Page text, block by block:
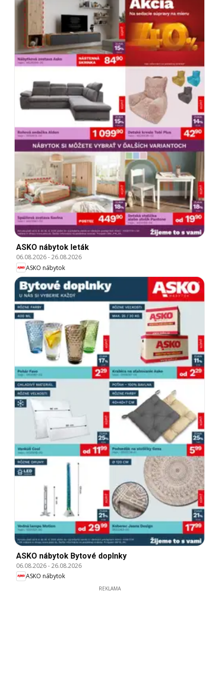
ASKO nábytok leták
06.08.2026-26.08.2026
ASKO nábytok
ASKO nábytok Bytové doplnky
06.08.2026-26.08.2026
ASKO nábytok
REKLAMA